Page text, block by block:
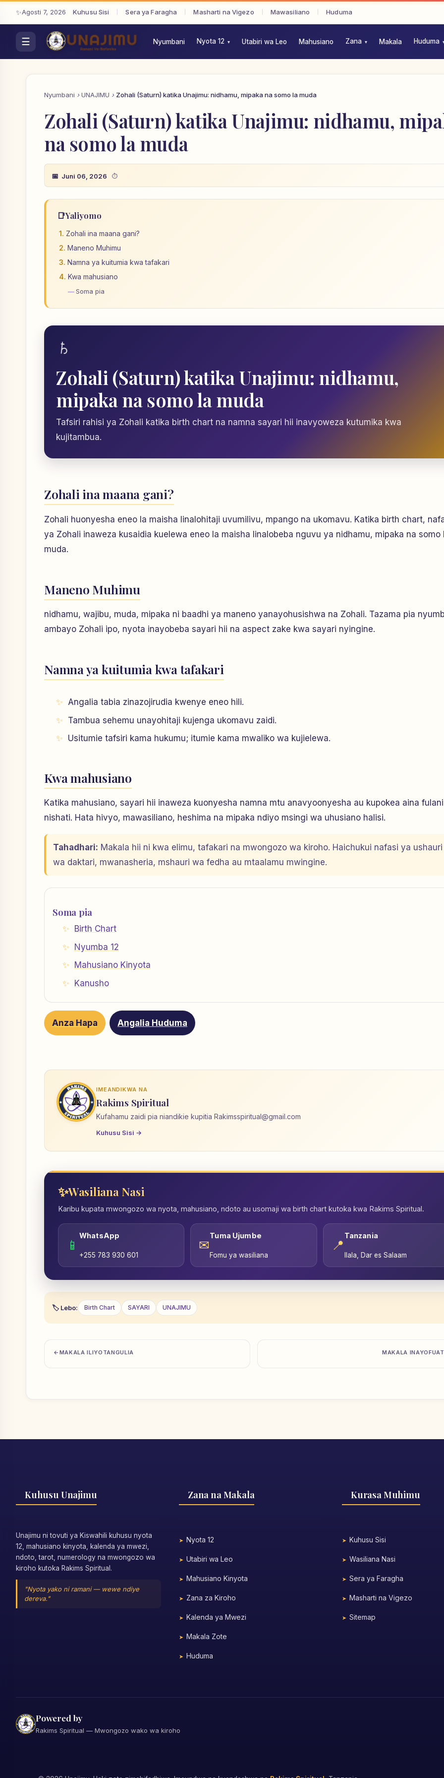
Agosti 7, 2026 Kuhusu Sisi Sera ya Faragha Masharti na Vigezo Mawasiliano Huduma
Nyumbani Nyota 12 Utabiri wa Leo Mahusiano Zana Makala Huduma
Nyumbani UNAJIMU Zohali (Saturn) katika Unajimu: nidhamu, mipaka na somo la muda
Zohali (Saturn) katika Unajimu: nidhamu,
na somo la muda
Juni 06, 2026
📑Yaliyomo
Zohali ina maana gani?
Maneno Muhimu
Namna ya kuitumia kwa tafakari
Kwa mahusiano
Soma pia
♄
Zohali (Saturn) katika Unajimu: nidhamu,
mipaka na somo la muda
Tafsiri rahisi ya Zohali katika birth chart na namna sayari hii inavyoweza kutumika kwa
kujitambua.
Zohali ina maana gani?
Zohali huonyesha eneo la maisha linalohitaji uvumilivu, mpango na ukomavu. Katika birth chart,
ya Zohali inaweza kusaidia kuelewa eneo la maisha linalobeba nguvu ya nidhamu, mipaka na somo
muda.
Maneno Muhimu
nidhamu, wajibu, muda, mipaka ni baadhi ya maneno yanayohusishwa na Zohali. Tazama pia
ambayo Zohali ipo, nyota inayobeba sayari hii na aspect zake kwa sayari nyingine.
Namna ya kuitumia kwa tafakari
Angalia tabia zinazojirudia kwenye eneo hili.
Tambua sehemu unayohitaji kujenga ukomavu zaidi.
Usitumie tafsiri kama hukumu; itumie kama mwaliko wa kujielewa.
Kwa mahusiano
Katika mahusiano, sayari hii inaweza kuonyesha namna mtu anavyoonyesha au kupokea aina
nishati. Hata hivyo, mawasiliano, heshima na mipaka ndiyo msingi wa uhusiano halisi.
Tahadhari: Makala hii ni kwa elimu, tafakari na mwongozo wa kiroho. Haichukui nafasi ya ushauri
wa daktari, mwanasheria, mshauri wa fedha au mtaalamu mwingine.
Soma pia
Birth Chart
Nyumba 12
Mahusiano Kinyota
Kanusho
Anza Hapa Angalia Huduma
IMEANDIKWA NA
Rakims Spiritual
Kufahamu zaidi pia niandikie kupitia Rakimsspiritual@gmail.com
Kuhusu Sisi →
Wasiliana Nasi
Karibu kupata mwongozo wa nyota, mahusiano, ndoto au usomaji wa birth chart kutoka kwa Rakims Spiritual.
📱
WhatsApp
+255 783 930 601
✉
Tuma Ujumbe
Fomu ya wasiliana
📍
Tanzania
Ilala, Dar es Salaam
Lebo: Birth Chart SAYARI UNAJIMU
MAKALA ILIYOTANGULIA MAKALA
Kuhusu Unajimu
Unajimu ni tovuti ya Kiswahili kuhusu nyota
12, mahusiano kinyota, kalenda ya mwezi,
ndoto, tarot, numerology na mwongozo wa
kiroho kutoka Rakims Spiritual.
"Nyota yako ni ramani — wewe ndiye
dereva."
Zana na Makala
Nyota 12
Utabiri wa Leo
Mahusiano Kinyota
Zana za Kiroho
Kalenda ya Mwezi
Makala Zote
Huduma
Kurasa Muhimu
Kuhusu Sisi
Wasiliana Nasi
Sera ya Faragha
Masharti na Vigezo
Sitemap
Powered by
Rakims Spiritual — Mwongozo wako wa kiroho